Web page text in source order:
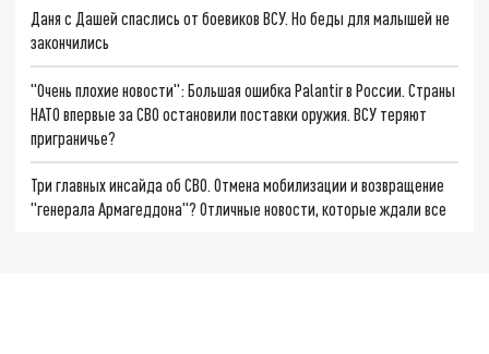
Даня с Дашей спаслись от боевиков ВСУ. Но беды для малышей не
закончились
"Очень плохие новости": Большая ошибка Palantir в России. Страны
НАТО впервые за СВО остановили поставки оружия. ВСУ теряют
приграничье?
Три главных инсайда об СВО. Отмена мобилизации и возвращение
"генерала Армагеддона"? Отличные новости, которые ждали все